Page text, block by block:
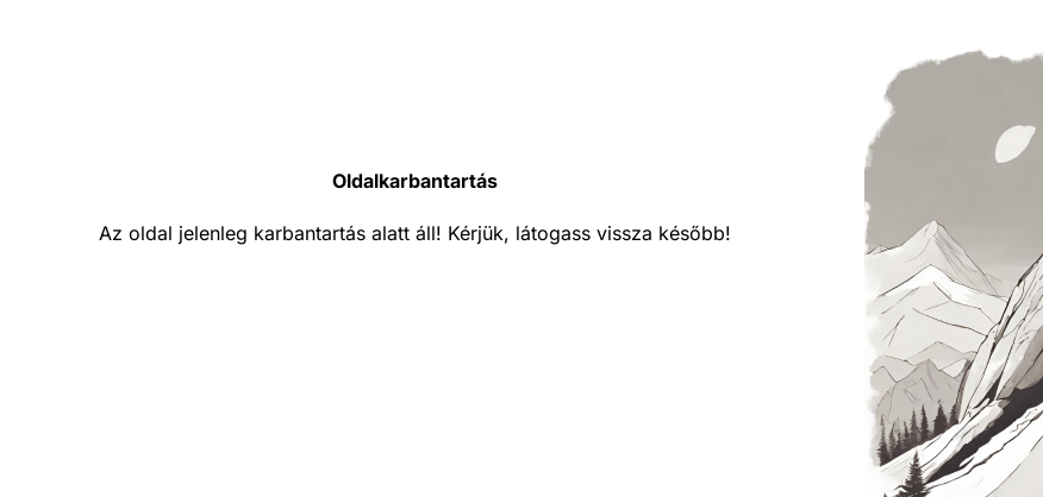
Oldalkarbantartás
Az oldal jelenleg karbantartás alatt áll! Kérjük, látogass vissza később!